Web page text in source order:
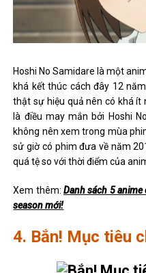
Hoshi No Samidare là một
khá kết thúc cách đây 12
thật sự hiệu quả nên có khá ít
là điều may mắn bởi Hoshi
không nên xem trong mùa
sử giờ có phim đưa về năm
quá tệ so với thời điểm của
Xem thêm:Danh sách 5
season mới!
4. Bắn! Mục tiêu